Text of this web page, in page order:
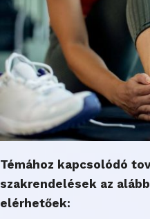
Témához kapcsolódó
szakrendelések az
elérhetőek: